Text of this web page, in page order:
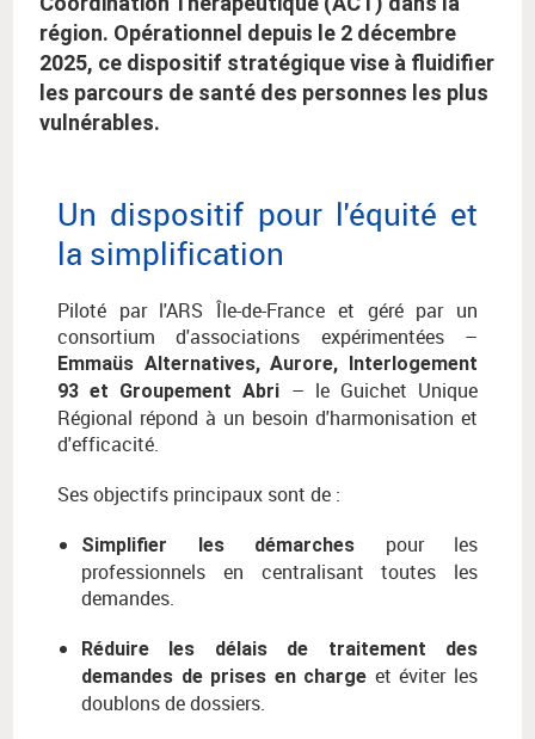
région. Opérationnel depuis le 2 décembre
2025, ce dispositif stratégique vise à fluidifier
les parcours de santé des personnes les plus
vulnérables.
Un dispositif pour l'équité et
la simplification
Piloté par l'ARS Île-de-France et géré par un
consortium d'associations expérimentées –
Emmaüs Alternatives, Aurore, Interlogement
93 et Groupement Abri – le Guichet Unique
Régional répond à un besoin d'harmonisation et
d'efficacité.
Ses objectifs principaux sont de :
Simplifier les démarches pour les
professionnels en centralisant toutes les
demandes.
Réduire les délais de traitement des
demandes de prises en charge et éviter les
doublons de dossiers.